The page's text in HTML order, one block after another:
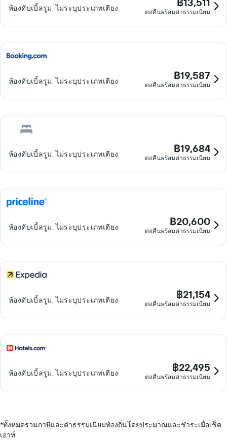
ห้องดับเบิ้ลรูม, ไม่ระบุประเภทเตียง ต่อคืนพร้อมค่าธรรมเนียม
ห้องดับเบิ้ลรูม, ไม่ระบุประเภทเตียง ฿19,587
ต่อคืนพร้อมค่าธรรมเนียม
ห้องดับเบิ้ลรูม, ไม่ระบุประเภทเตียง ฿19,684
ต่อคืนพร้อมค่าธรรมเนียม
ห้องดับเบิ้ลรูม, ไม่ระบุประเภทเตียง ฿20,600
ต่อคืนพร้อมค่าธรรมเนียม
ห้องดับเบิ้ลรูม, ไม่ระบุประเภทเตียง ฿21,154
ต่อคืนพร้อมค่าธรรมเนียม
ห้องดับเบิ้ลรูม, ไม่ระบุประเภทเตียง ฿22,495
ต่อคืนพร้อมค่าธรรมเนียม
*ทั้งหมดรวมภาษีและค่าธรรมเนียมท้องถิ่นโดยประมาณและชำระเมื่อเช็ค
เอาท์